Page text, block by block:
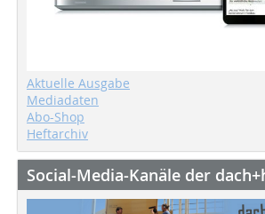
Aktuelle Ausgabe
Mediadaten
Abo-Shop
Heftarchiv
Social-Media-Kanäle der